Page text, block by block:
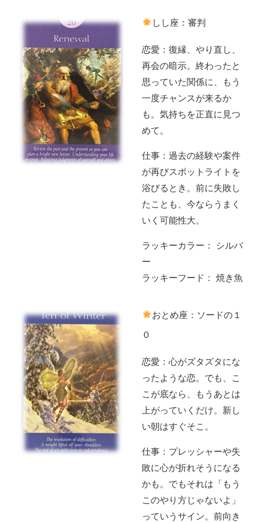
しし座：審判
恋愛：復縁、やり直し、
再会の暗示。終わったと
思っていた関係に、もう
一度チャンスが来るか
も。気持ちを正直に見つ
めて。
仕事：過去の経験や案件
が再びスポットライトを
浴びるとき。前に失敗し
たことも、今ならうまく
いく可能性大。
ラッキーカラー： シルバ
ー
ラッキーフード： 焼き魚
おとめ座：ソードの１
０
恋愛：心がズタズタにな
ったような恋。でも、こ
こが底なら、もうあとは
上がっていくだけ。新し
い朝はすぐそこ。
仕事：プレッシャーや失
敗に心が折れそうになる
かも。でもそれは「もう
このやり方じゃないよ」
っていうサイン。前向き